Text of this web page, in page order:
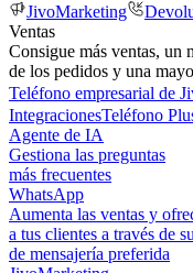
JivoMarketing
Ventas
Consigue más ventas, un
de los pedidos y una
Teléfono empresarial de
IntegracionesTeléfono
Agente de IA
Gestiona las preguntas
más frecuentes
WhatsApp
Aumenta las ventas y
a tus clientes a través de
de mensajería preferida